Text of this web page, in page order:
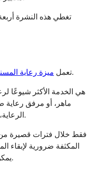
تغطي هذه النشرة أربعة أنواع من
تعمل ميزة رعاية من خلال أربعة مستويات متميزة من الرعاية، حيث ينتقل المرضى بين المستويات مع تغير احتياجاتهم. فهم كل مستوى يساعد الأسر على معرفة الرعاية المتاحة ومتى.
ماهر، أو مرفق رعاية
الرعاية، عادةً عدة مرات في الأسبوع. يكون الفريق متاحًا على مدار الساعة طوال أيام الأسبوع لحالات الطوارئ، على الرغم من أنهم لا يقدمون رعاية سريرية مستمرة خلال الفترات الروتينية.
ممرضات مسجلات (RNs)، أو ممرضات قانونيين (LPNs)، أو ممرضات قانونيين مرخصين (LVNs). يمكن لمساعدي رعاية المسنين وخدمات المدبرات المنزلية أن تكمل الرعاية التمريضية.